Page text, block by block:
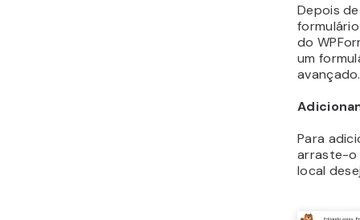
Depois
do
um
avançado.
Para
arraste-o
local